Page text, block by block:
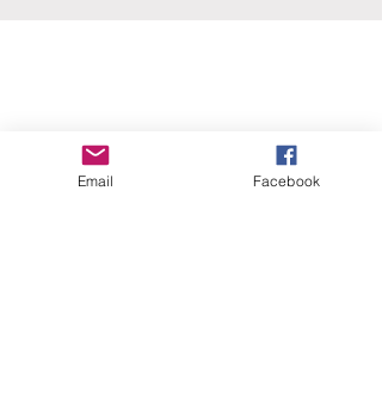
ERANUS Alapítvány
Email Facebook